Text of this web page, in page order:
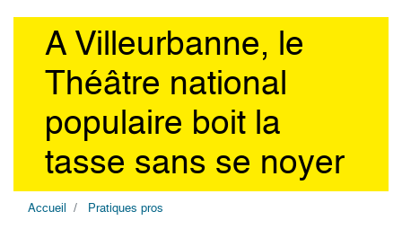
A Villeurbanne, le
Théâtre national
populaire boit la
tasse sans se noyer
Accueil Pratiques pros